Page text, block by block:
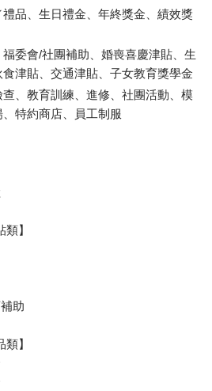
禮品、生日禮金、年終獎金、績效獎
委會/社團補助、婚喪喜慶津貼、生
津貼、交通津貼、子女教育獎學金
查、教育訓練、進修、社團活動、模
特約商店、員工制服
類】
助
類】